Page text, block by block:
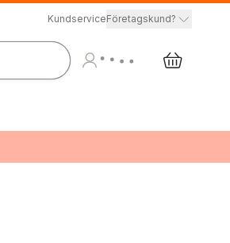
KundserviceFöretagskund?